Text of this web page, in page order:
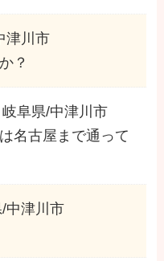
津川市
？
岐阜県/中津川市
名古屋まで通って
中津川市